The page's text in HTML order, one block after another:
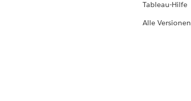
Tableau-Hilfe
Alle Versionen